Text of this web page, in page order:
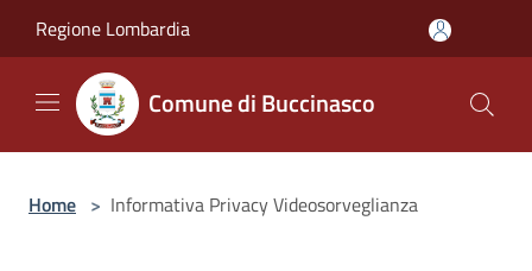
Regione Lombardia
Comune di Buccinasco
Home > Informativa Privacy Videosorveglianza